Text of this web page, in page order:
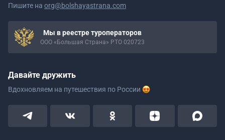
Пишите на org@bolshayastrana.com
Мы в реестре туроператоров
ООО «Большая Страна» РТО 020723
Давайте дружить
Вдохновляем на путешествия по России